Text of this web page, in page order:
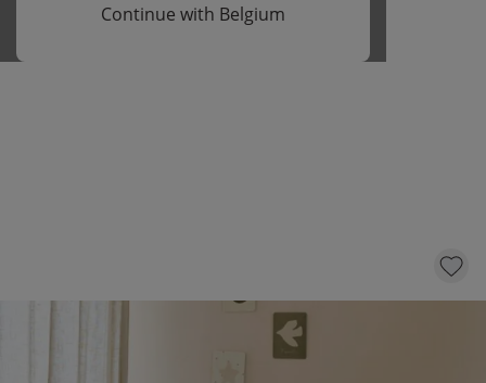
Continue with Belgium
BLADVERGROTER VOOR COMMODE